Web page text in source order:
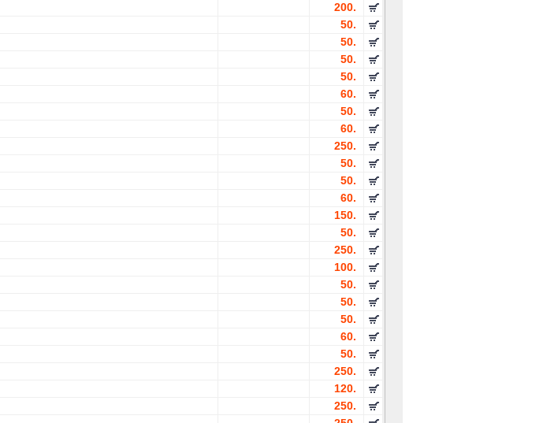
200.
50.
50.
50.
50.
60.
50.
60.
250.
50.
50.
60.
150.
50.
250.
100.
50.
50.
50.
60.
50.
250.
120.
250.